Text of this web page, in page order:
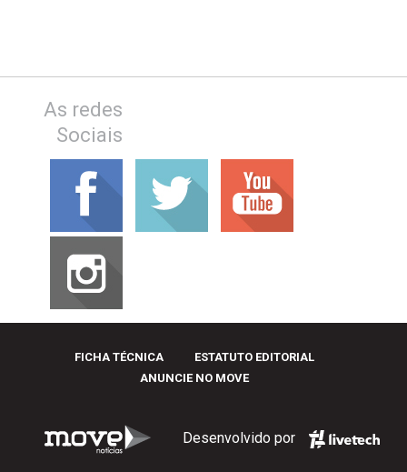
As redes
Sociais
FICHA TÉCNICA
ESTATUTO EDITORIAL
ANUNCIE NO MOVE
Desenvolvido por